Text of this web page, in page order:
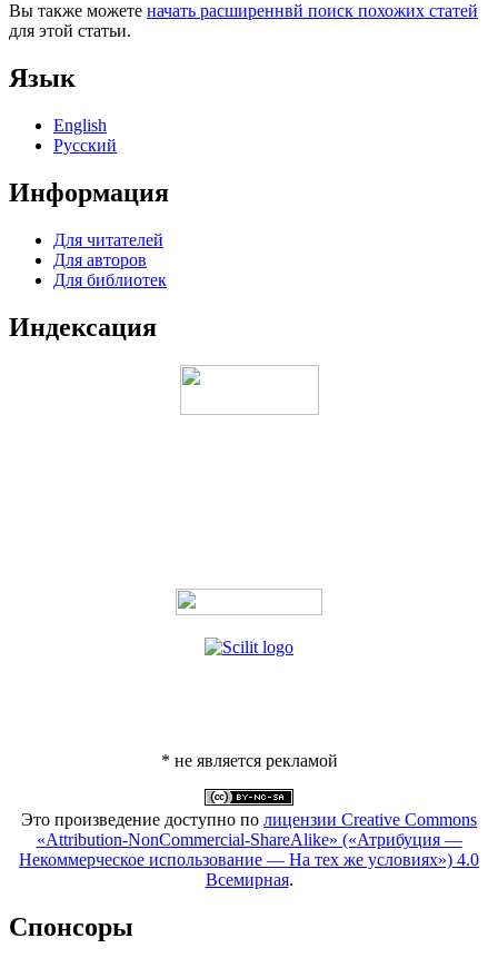
Вы также можете начать расширеннвй поиск похожих статей
для этой статьи.
Язык
English
Русский
Информация
Для читателей
Для авторов
Для библиотек
Индексация
* не является рекламой
Это произведение доступно по лицензии Creative Commons
«Attribution-NonCommercial-ShareAlike» («Атрибуция —
Некоммерческое использование — На тех же условиях») 4.0
Всемирная.
Спонсоры